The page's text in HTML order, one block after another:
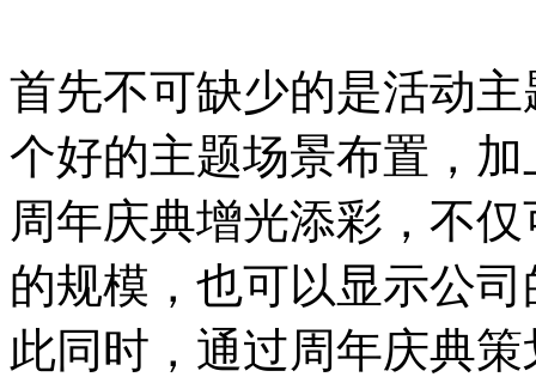
首先不可缺少的是活动
个好的主题场景布置，
周年庆典增光添彩，不
的规模，也可以显示公
此同时，通过周年庆典